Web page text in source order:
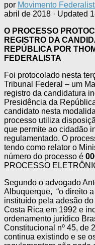
por Movimento
abril de 2018 · Updated
O PROCESSO
REGISTRO DA
REPÚBLICA POR
FEDERALISTA
Foi protocolado nesta
Tribunal Federal – um
registro da candidatura
Presidência da
candidato nesta
processo utiliza
que permite ao cidadão
regulamentado. O
tendo como relator o
número do processo é
PROCESSO
Segundo o advogado
Albuquerque, “o direito
instituído pela adesão
Costa Rica em 1992 e
ordenamento jurídico
Constitucional nº 45, de
continua existindo e se